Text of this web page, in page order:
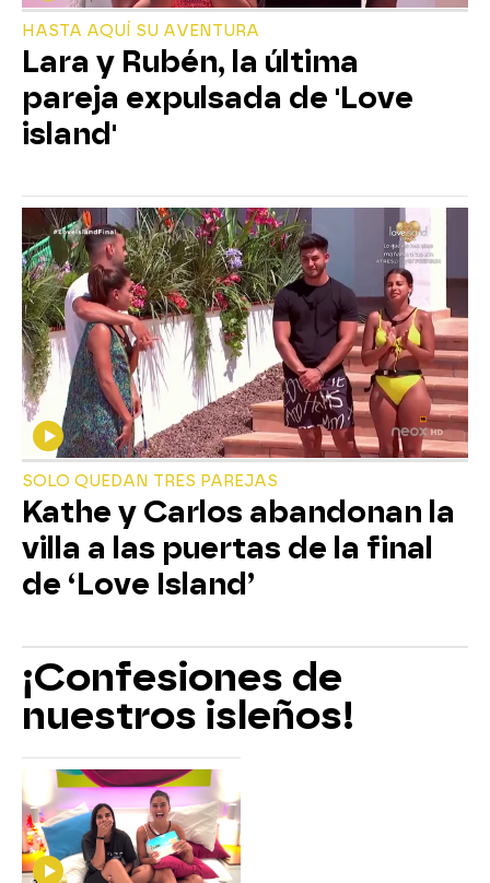
HASTA AQUÍ SU AVENTURA
Lara y Rubén, la última
pareja expulsada de 'Love
island'
SOLO QUEDAN TRES PAREJAS
Kathe y Carlos abandonan la
villa a las puertas de la final
de ‘Love Island’
¡Confesiones de
nuestros isleños!